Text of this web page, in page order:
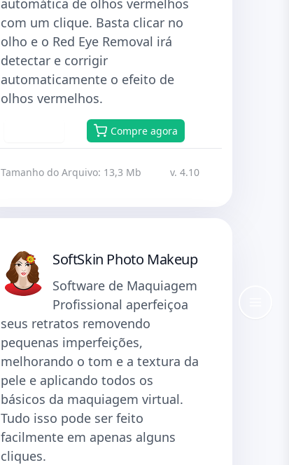
automática de olhos vermelhos
com um clique. Basta clicar no
olho e o Red Eye Removal irá
detectar e corrigir
automaticamente o efeito de
olhos vermelhos.
Compre agora
Tamanho do Arquivo: 13,3 Mb v. 4.10
SoftSkin Photo Makeup
Software de Maquiagem
Profissional aperfeiçoa
seus retratos removendo
pequenas imperfeições,
melhorando o tom e a textura da
pele e aplicando todos os
básicos da maquiagem virtual.
Tudo isso pode ser feito
facilmente em apenas alguns
cliques.